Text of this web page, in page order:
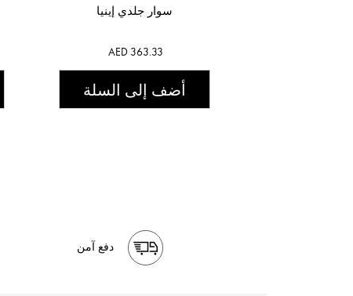
سوار جلدي إينيا
AED 363.33
أضف إلى السلة